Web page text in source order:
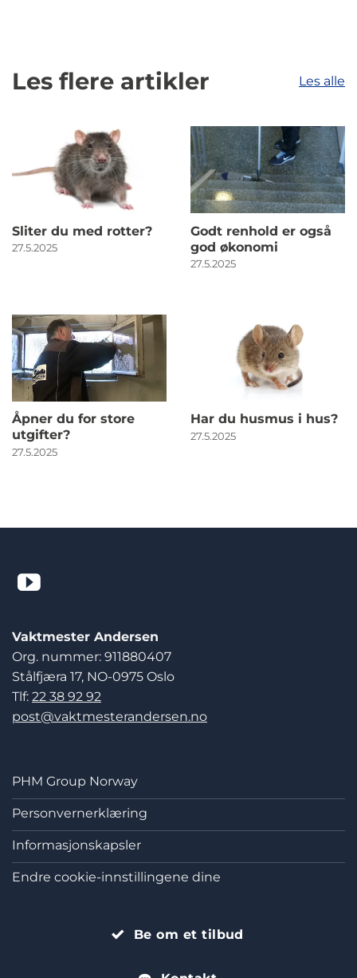
Les flere artikler Les alle
Sliter du med rotter?
27.5.2025
Godt renhold er også
god økonomi
27.5.2025
Åpner du for store
utgifter?
27.5.2025
Har du husmus i hus?
27.5.2025
Vaktmester Andersen
Org. nummer: 911880407
Stålfjæra 17, NO-0975 Oslo
Tlf: 22 38 92 92
post@vaktmesterandersen.no
PHM Group Norway
Personvernerklæring
Informasjonskapsler
Endre cookie-innstillingene dine
Be om et tilbud